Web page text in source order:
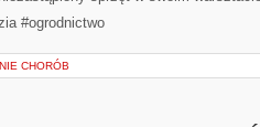
#ogrodnictwo
CHORÓB